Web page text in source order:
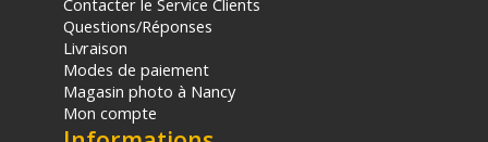
Questions/Réponses
Livraison
Modes de paiement
Magasin photo à Nancy
Mon compte